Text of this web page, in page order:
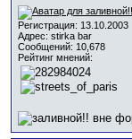
Регистрация: 13.10.2003
Адрес: stirka bar
Сообщений: 10,678
Рейтинг мнений: